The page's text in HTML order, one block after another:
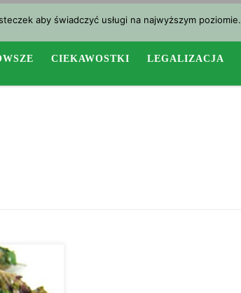
CIEKAWOSTKI LEGALIZACJA
to
aby świadczyć usługi na najwyższym poziomie.